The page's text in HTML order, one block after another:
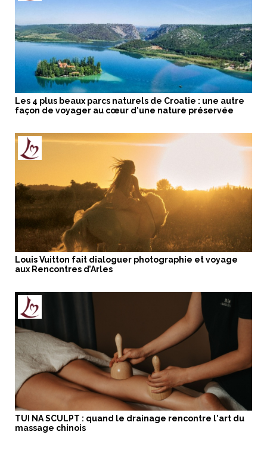
Les 4 plus beaux parcs naturels de Croatie : une autre
façon de voyager au cœur d'une nature préservée
Louis Vuitton fait dialoguer photographie et voyage
aux Rencontres d’Arles
TUI NA SCULPT : quand le drainage rencontre l'art du
massage chinois